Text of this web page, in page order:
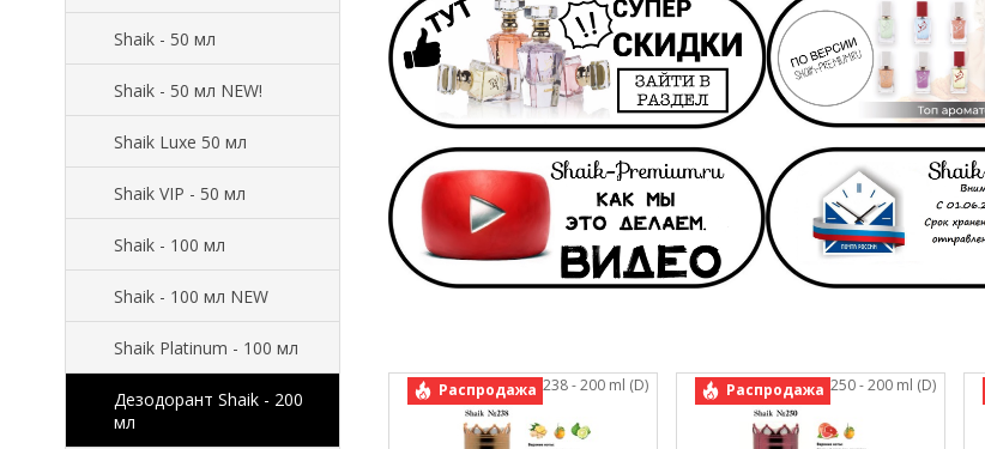
Shaik - 50 мл
Shaik - 50 мл NEW!
Shaik Luxe 50 мл
Shaik VIP - 50 мл
Shaik - 100 мл
Shaik - 100 мл NEW
Shaik Platinum - 100 мл
Дезодорант Shaik - 200
мл
Распродажа
арт.: Shaik 238 - 200 ml (D) Распродажа
арт.: Shaik 250 - 200 ml (D)